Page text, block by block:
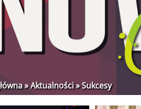
»Aktualności»Sukcesy